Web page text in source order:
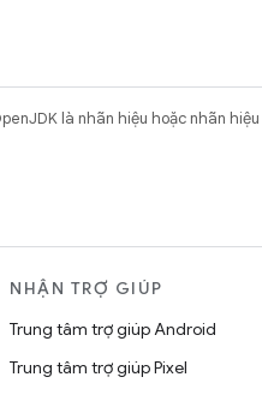
là nhãn hiệu hoặc nhãn
NHẬN TRỢ GIÚP
Trung tâm trợ giúp Android
Trung tâm trợ giúp Pixel